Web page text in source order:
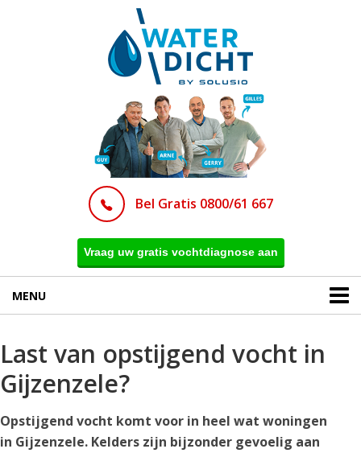
Bel Gratis 0800/61 667
Vraag uw gratis vochtdiagnose aan
MENU
Last van opstijgend vocht in
Gijzenzele?
Opstijgend vocht komt voor in heel wat woningen
in Gijzenzele. Kelders zijn bijzonder gevoelig aan